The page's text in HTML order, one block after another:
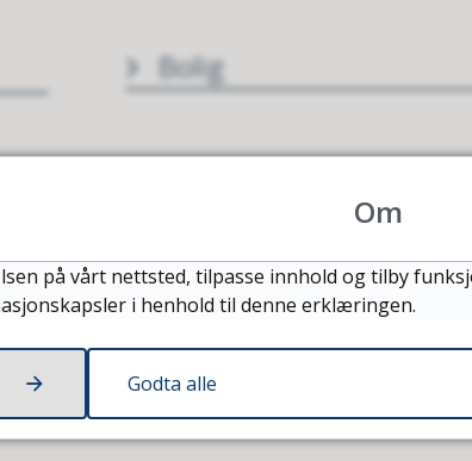
Bolig
Om
på vårt nettsted, tilpasse innhold og tilby
i henhold til denne erklæringen.
Godta alle